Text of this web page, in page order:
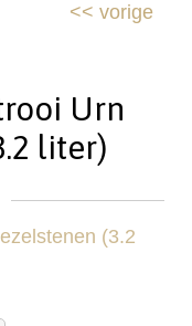
<< vorige
Urn
liter)